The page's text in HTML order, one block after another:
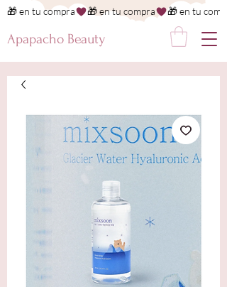
Apapacho Beauty
🎁 en tu compra